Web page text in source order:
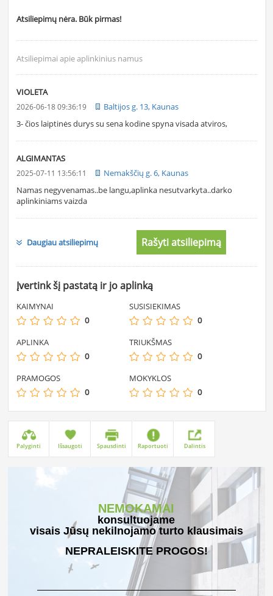
Atsiliepimų nėra. Būk pirmas!
Atsiliepimai apie aplinkinius namus
VIOLETA
2026-06-18 09:36:19
Baltijos g. 13, Kaunas
3- čios laiptinės durys su sena kodine spyna visada atviros,
ALGIMANTAS
2025-07-11 13:56:11
Nemakščių g. 6, Kaunas
Namas negyvenamas..be langu,aplinka nesutvarkyta..darko
aplinkiniams vaizda
Daugiau atsiliepimų Rašyti atsiliepimą
Įvertink šį pastatą ir jo aplinką
KAIMYNAI
0
SUSISIEKIMAS
0
APLINKA
0
TRIUKŠMAS
0
PRAMOGOS
0
MOKYKLOS
0
Palyginti Išsaugoti Spausdinti Raportuoti Dalintis
NEMOKAMAI
konsultuojame
visais Jūsų nekilnojamo turto klausimais
NEPRALEISKITE PROGOS!